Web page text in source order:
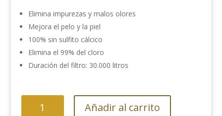
Elimina impurezas y malos olores
Mejora el pelo y la piel
100% sin sulfito cálcico
Elimina el 99% del cloro
Duración del filtro: 30.000 litros
Añadir al carrito